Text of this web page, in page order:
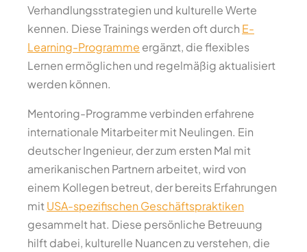
Verhandlungsstrategien und kulturelle Werte
kennen. Diese Trainings werden oft durch E-
Learning-Programme ergänzt, die flexibles
Lernen ermöglichen und regelmäßig aktualisiert
werden können.
Mentoring-Programme verbinden erfahrene
internationale Mitarbeiter mit Neulingen. Ein
deutscher Ingenieur, der zum ersten Mal mit
amerikanischen Partnern arbeitet, wird von
einem Kollegen betreut, der bereits Erfahrungen
mit USA-spezifischen Geschäftspraktiken
gesammelt hat. Diese persönliche Betreuung
hilft dabei, kulturelle Nuancen zu verstehen, die